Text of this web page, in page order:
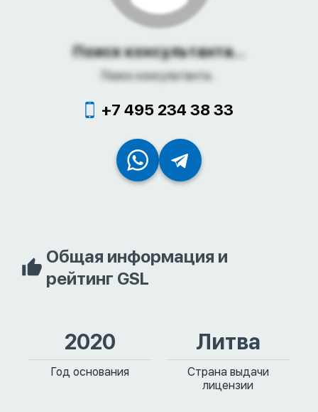
Поиск консультанта...
Поиск консультанта...
+7 495 234 38 33
Общая информация и
рейтинг GSL
2020
Год основания
Литва
Страна выдачи
лицензии